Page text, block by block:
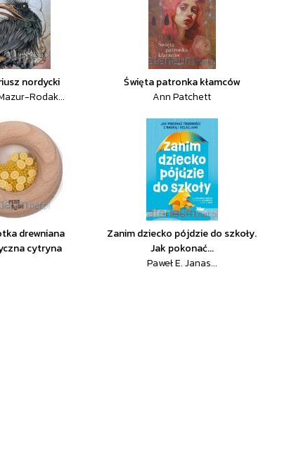
nordycki
Rodak...
Święta patronka kłamców
Ann Patchett
drewniana
cytryna
Zanim dziecko pójdzie do szkoły.
Jak pokonać...
Paweł E. Janas...